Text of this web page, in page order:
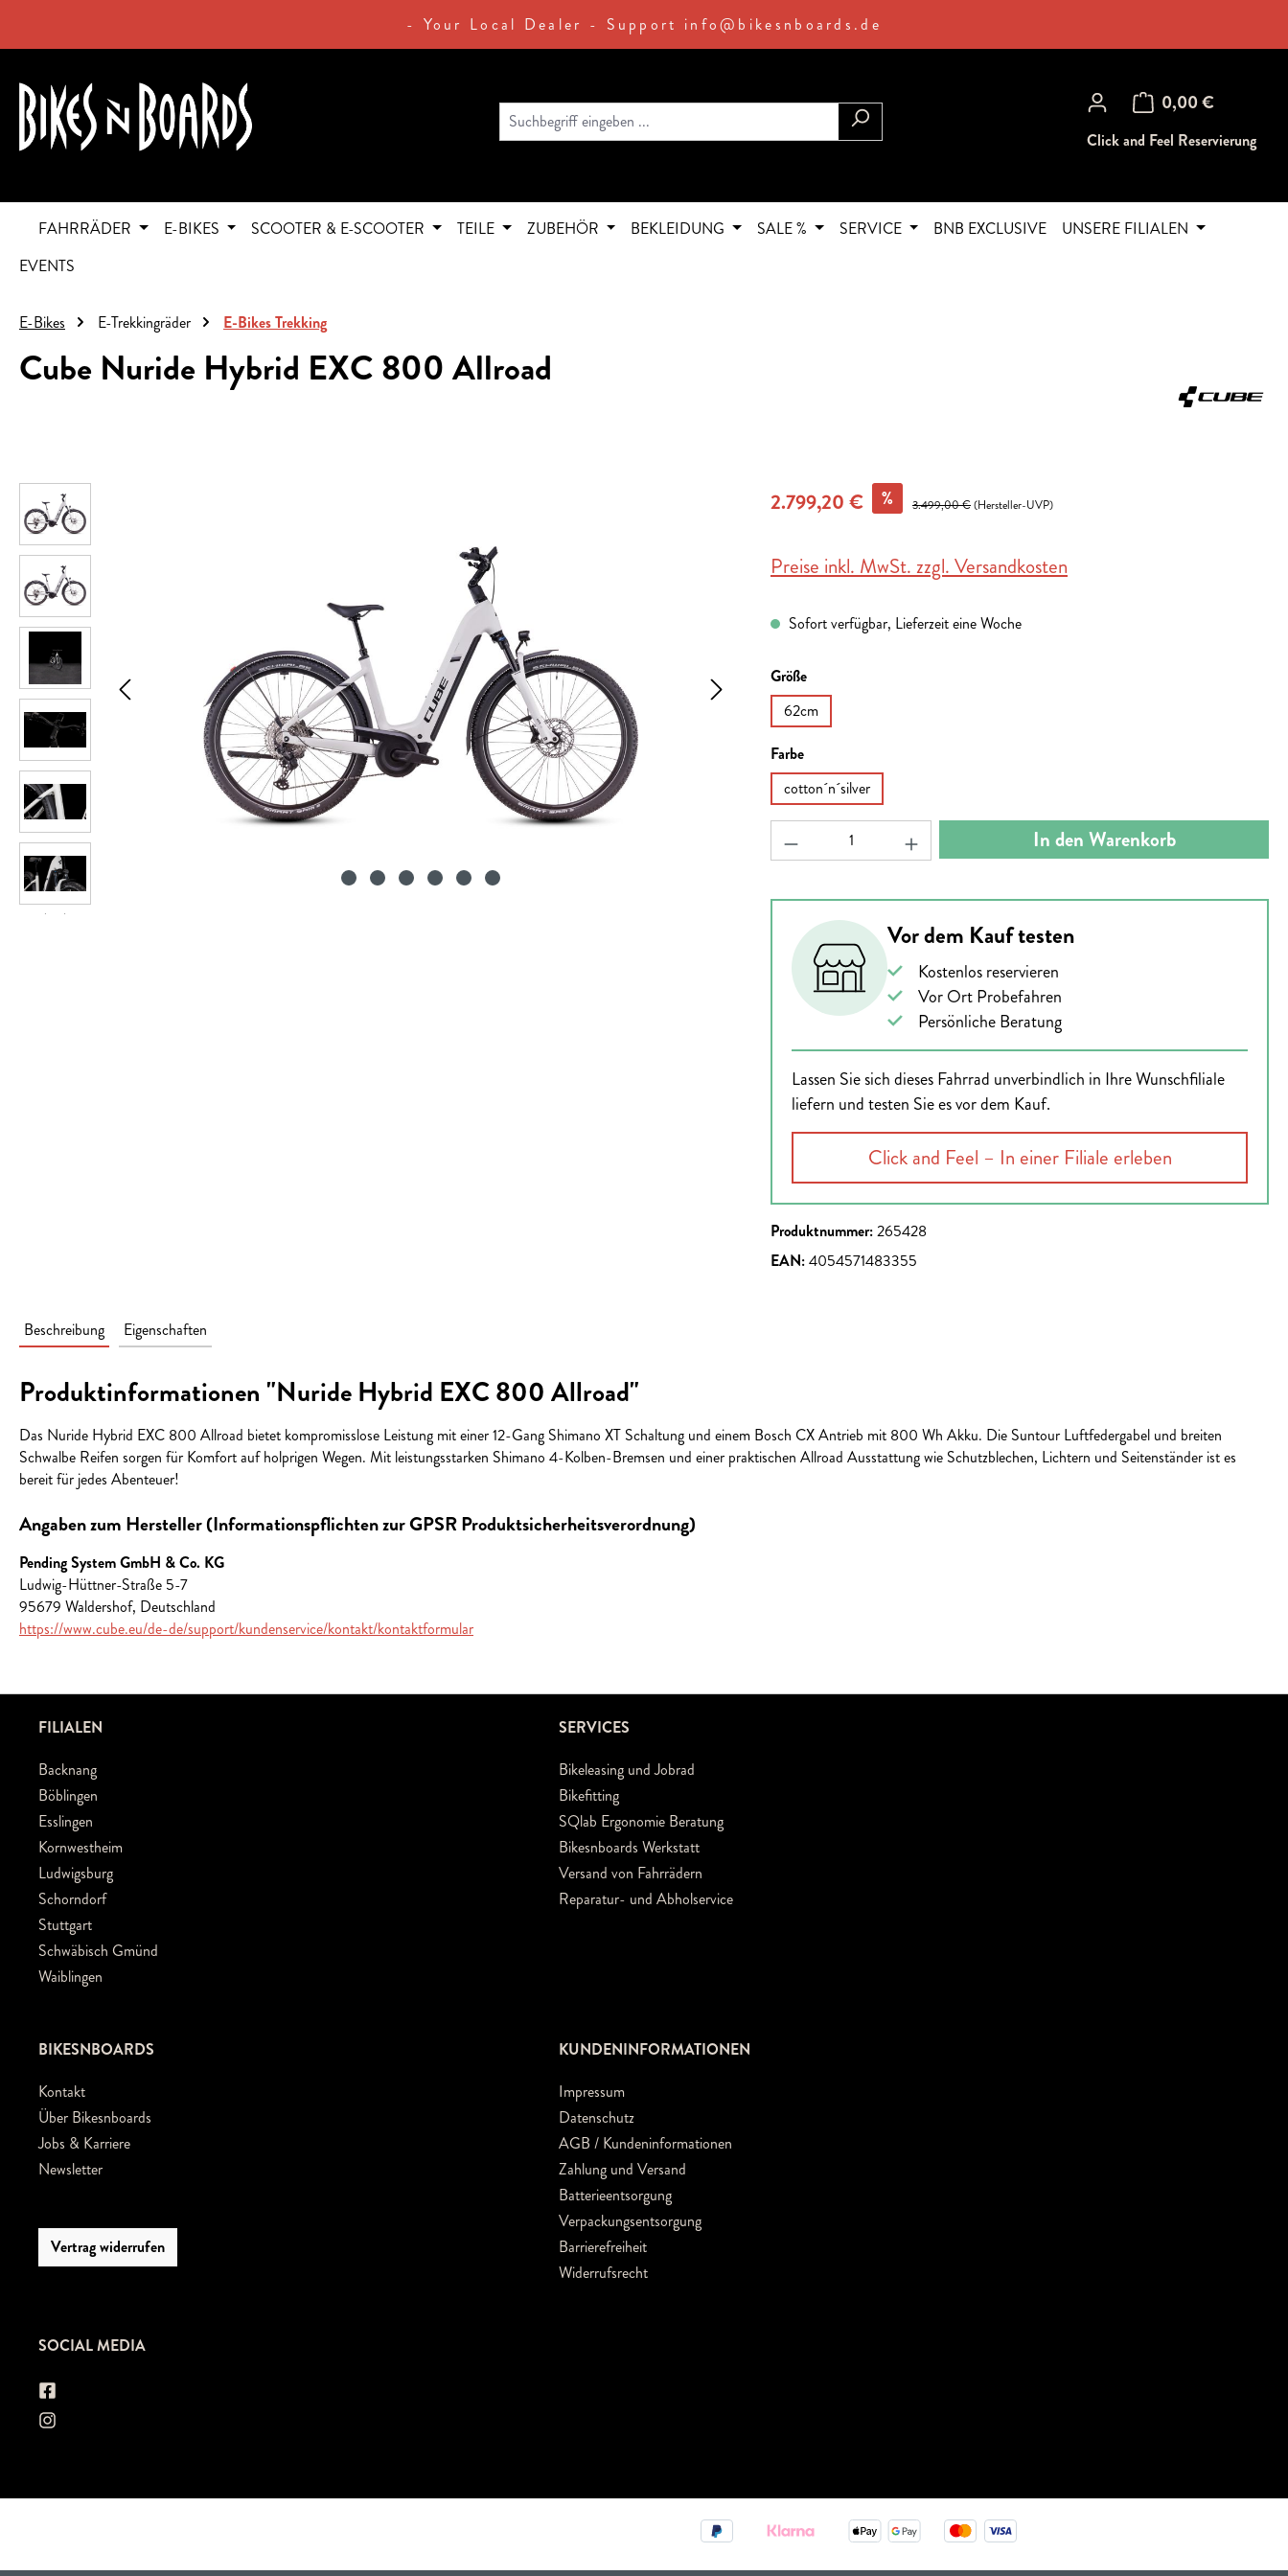
- Your Local Dealer - Support info@bikesnboards.de
0,00 €
Warenkorb enthält 0
Click and Feel Reservierung
FAHRRÄDER E-BIKES SCOOTER & E-SCOOTER TEILE ZUBEHÖR BEKLEIDUNG SALE % SERVICE BNB EXCLUSIVE
UNSERE FILIALEN
EVENTS
E-Bikes E-Trekkingräder E-Bikes Trekking
Cube Nuride Hybrid EXC 800 Allroad
Bildergalerie überspringen 2.799,20 € % 3.499,00 €(Hersteller-UVP)
Preise inkl. MwSt. zzgl. Versandkosten
Sofort verfügbar, Lieferzeit eine Woche
Größeauswählen
62cm
Farbeauswählen
cotton´n´silver
Produkt Anzahl: Gib den gewünschten Wert ein oder
In den Warenkorb
Vor dem Kauf testen
Kostenlos reservieren
Vor Ort Probefahren
Persönliche Beratung
Lassen Sie sich dieses Fahrrad unverbindlich in Ihre Wunschfiliale
liefern und testen Sie es vor dem Kauf.
Click and Feel – In einer Filiale erleben
Produktnummer:265428
EAN:4054571483355
Beschreibung Eigenschaften
Produktinformationen "Nuride Hybrid EXC 800 Allroad"
Das Nuride Hybrid EXC 800 Allroad bietet kompromisslose Leistung mit einer 12-Gang Shimano XT Schaltung und einem Bosch CX Antrieb mit 800 Wh Akku. Die Suntour Luftfedergabel und breiten
Schwalbe Reifen sorgen für Komfort auf holprigen Wegen. Mit leistungsstarken Shimano 4-Kolben-Bremsen und einer praktischen Allroad Ausstattung wie Schutzblechen, Lichtern und Seitenständer ist es
bereit für jedes Abenteuer!
Angaben zum Hersteller (Informationspflichten zur GPSR Produktsicherheitsverordnung)
Pending System GmbH & Co. KG
Ludwig-Hüttner-Straße 5-7
95679 Waldershof, Deutschland
https://www.cube.eu/de-de/support/kundenservice/kontakt/kontaktformular
FILIALEN
Backnang
Böblingen
Esslingen
Kornwestheim
Ludwigsburg
Schorndorf
Stuttgart
Schwäbisch Gmünd
Waiblingen
SERVICES
Bikeleasing und Jobrad
Bikefitting
SQlab Ergonomie Beratung
Bikesnboards Werkstatt
Versand von Fahrrädern
Reparatur- und Abholservice
BIKESNBOARDS
Kontakt
Über Bikesnboards
Jobs & Karriere
Newsletter
Vertrag widerrufen
KUNDENINFORMATIONEN
Impressum
Datenschutz
AGB / Kundeninformationen
Zahlung und Versand
Batterieentsorgung
Verpackungsentsorgung
Barrierefreiheit
Widerrufsrecht
SOCIAL MEDIA